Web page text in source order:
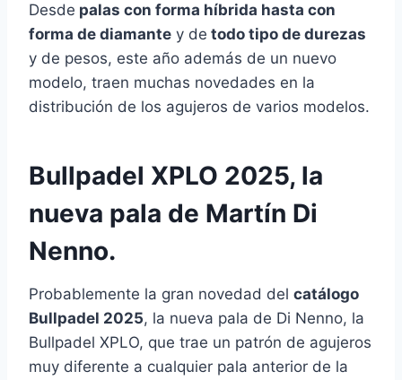
Desde palas con forma híbrida hasta con
forma de diamante y de todo tipo de durezas
y de pesos, este año además de un nuevo
modelo, traen muchas novedades en la
distribución de los agujeros de varios modelos.
Bullpadel XPLO 2025, la
nueva pala de Martín Di
Nenno.
Probablemente la gran novedad del catálogo
Bullpadel 2025, la nueva pala de Di Nenno, la
Bullpadel XPLO, que trae un patrón de agujeros
muy diferente a cualquier pala anterior de la